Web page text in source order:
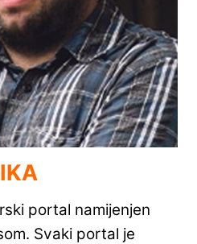
portal namijenjen
Svaki portal je